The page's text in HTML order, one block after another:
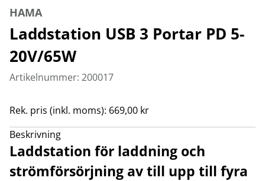
HAMA
Laddstation USB 3 Portar PD 5-
20V/65W
Artikelnummer: 200017
Rek. pris (inkl. moms): 669,00 kr
Beskrivning
Laddstation för laddning och
strömförsörjning av till upp till fyra